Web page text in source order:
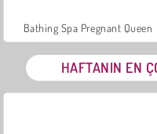
Bathing Spa Pregnant Queen
HAFTANIN EN